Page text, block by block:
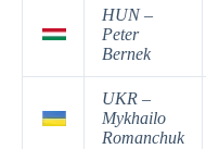
HUN –
Peter
Bernek
UKR –
Mykhailo
Romanchuk